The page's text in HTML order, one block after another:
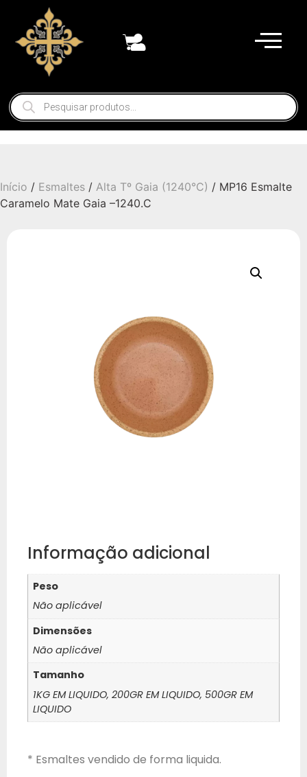
Início / Esmaltes / Alta Tº Gaia (1240°C) / MP16 Esmalte
Caramelo Mate Gaia –1240.C
Informação adicional
Peso
Não aplicável
Dimensões
Não aplicável
Tamanho
1KG EM LIQUIDO, 200GR EM LIQUIDO, 500GR EM
LIQUIDO
* Esmaltes vendido de forma liquida.